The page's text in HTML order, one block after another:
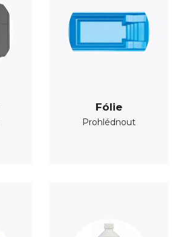
Fólie
Prohlédnout